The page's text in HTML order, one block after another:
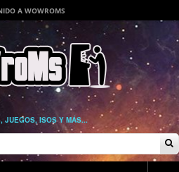
A WOWROMS
JUEGOS, ISOS Y MÁS...